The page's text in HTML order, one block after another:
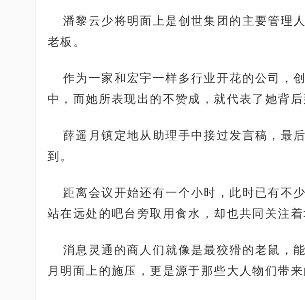
潘黎云少将明面上是创世集团的主要管理
老板。
作为一家和宏宇一样多行业开花的公司，
中，而她所表现出的不赞成，就代表了她背
薛遥月镇定地从助理手中接过发言稿，最
到。
距离会议开始还有一个小时，此时已有不
站在远处的吧台旁取用食水，却也共同关注
消息灵通的商人们就像是最狡猾的老鼠，
月明面上的施压，更是源于那些大人物们带来